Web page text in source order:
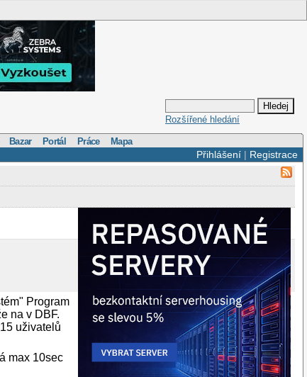
Rozšířené hledání
Bazar Portál Práce Mapa
Přihlášení| Registrace
Program
na v DBF.
uživatelů
max 10sec